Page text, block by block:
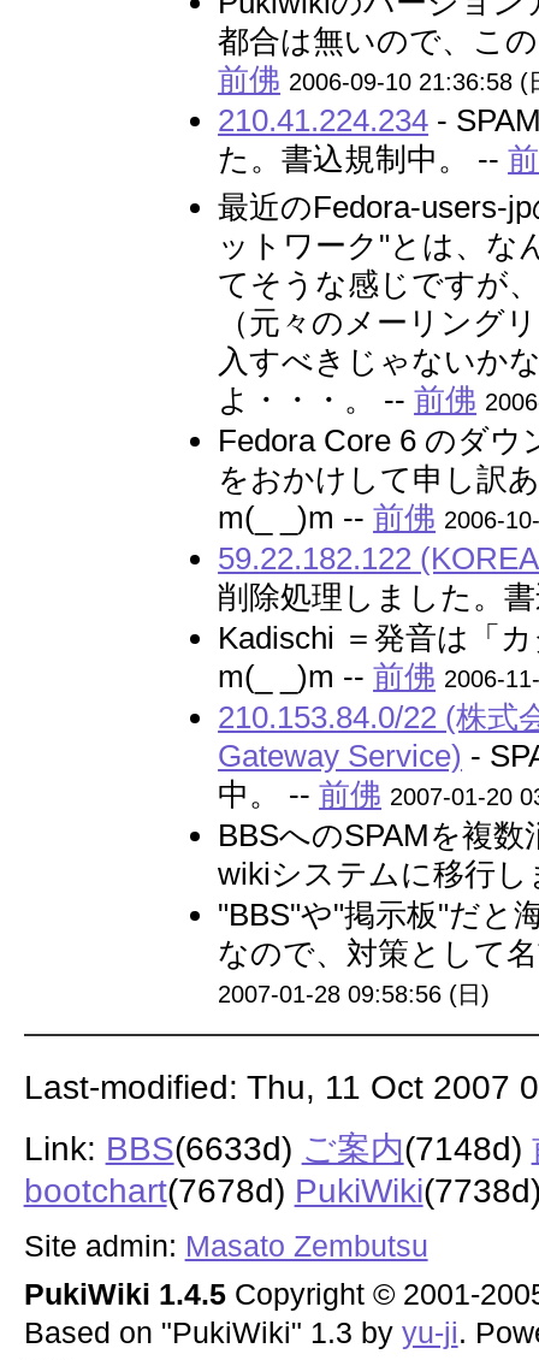
都合は無いので、こ
前佛 2006-09-10 21:36:58 (
210.41.224.234 -
た。書込規制中。 --
最近のFedora-users-
ットワーク"とは、な
てそうな感じですが
（元々のメーリング
入すべきじゃないか
よ・・・。 --前佛
Fedora Core 6 のダ
をおかけして申し訳
m(_ _)m --前佛 2006-
59.22.182.122
削除処理しました。
Kadischi ＝発音は「
m(_ _)m --前佛 2006-
210.153.84.0/22 (株
Gateway Service) -
中。 --前佛 2007-01-20
BBSへのSPAMを複
wikiシステムに移行
"BBS"や"掲示板"だと
なので、対策として
2007-01-28 09:58:56 (日)
Last-modified: Thu, 11 Oct 2007
Link: BBS(6633d) ご案内(7148d)
bootchart(7678d) PukiWiki
Site admin: Masato Zembutsu
PukiWiki 1.4.5Copyright © 2001-
Based on "PukiWiki" 1.3 by yu-ji.